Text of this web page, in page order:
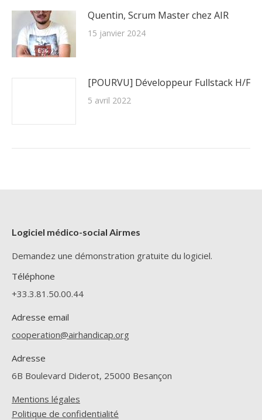
Quentin, Scrum Master chez AIR
15 janvier 2024
[POURVU] Développeur Fullstack H/F
5 avril 2022
Logiciel médico-social Airmes
Demandez une démonstration gratuite du logiciel.
Téléphone
+33.3.81.50.00.44
Adresse email
cooperation@airhandicap.org
Adresse
6B Boulevard Diderot, 25000 Besançon
Mentions légales
Politique de confidentialité